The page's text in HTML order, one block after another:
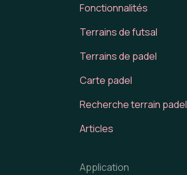
Fonctionnalités
Terrains de futsal
Terrains de padel
Carte padel
Recherche terrain padel
Articles
Application